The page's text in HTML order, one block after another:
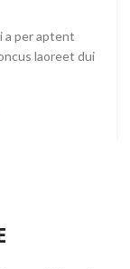
a per aptent
laoreet dui